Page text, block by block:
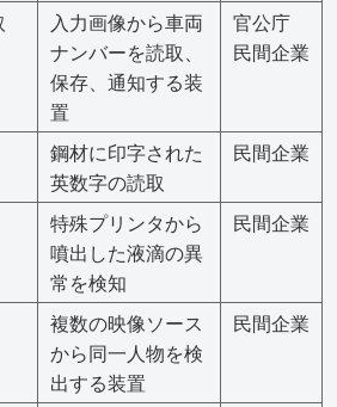
入力画像から車両
ナンバーを読取、
保存、通知する装
置
官公庁
民間企業
鋼材に印字された
英数字の読取
民間企業
特殊プリンタから
噴出した液滴の異
常を検知
民間企業
複数の映像ソース
から同一人物を検
出する装置
民間企業